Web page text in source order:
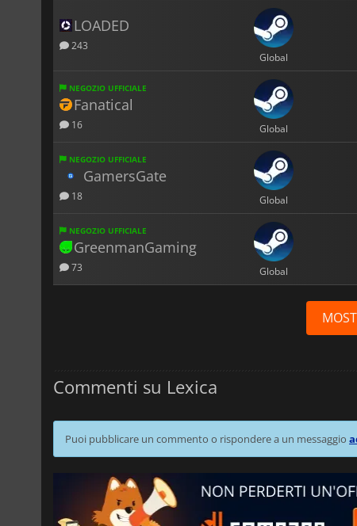
LOADED
243
Global
NEGOZIO UFFICIALE
Fanatical
16 Global
NEGOZIO UFFICIALE
GamersGate
18 Global
NEGOZIO UFFICIALE
GreenmanGaming
73 Global
Commenti su Lexica
Puoi pubblicare un commento o rispondere a un messaggio